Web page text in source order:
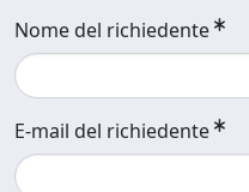
Nome del richiedente
E-mail del richiedente